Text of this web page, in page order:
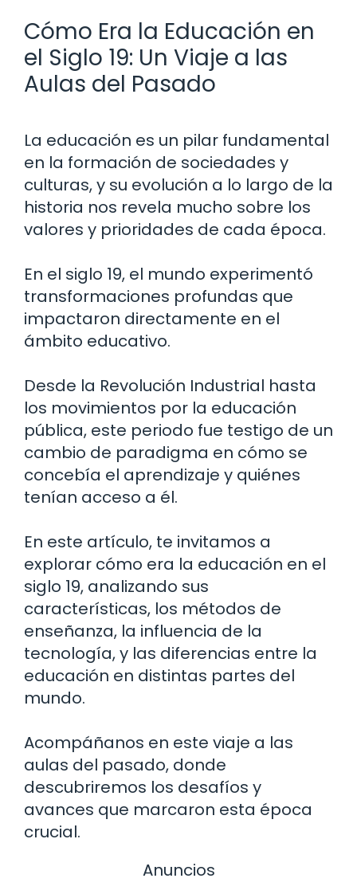
Cómo Era la Educación en
el Siglo 19: Un Viaje a las
Aulas del Pasado
La educación es un pilar fundamental
en la formación de sociedades y
culturas, y su evolución a lo largo de la
historia nos revela mucho sobre los
valores y prioridades de cada época.
En el siglo 19, el mundo experimentó
transformaciones profundas que
impactaron directamente en el
ámbito educativo.
Desde la Revolución Industrial hasta
los movimientos por la educación
pública, este periodo fue testigo de un
cambio de paradigma en cómo se
concebía el aprendizaje y quiénes
tenían acceso a él.
En este artículo, te invitamos a
explorar cómo era la educación en el
siglo 19, analizando sus
características, los métodos de
enseñanza, la influencia de la
tecnología, y las diferencias entre la
educación en distintas partes del
mundo.
Acompáñanos en este viaje a las
aulas del pasado, donde
descubriremos los desafíos y
avances que marcaron esta época
crucial.
Anuncios